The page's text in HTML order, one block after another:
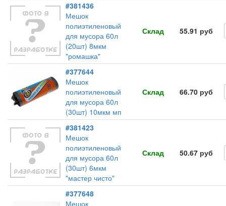
#381436
Мешок
полиэтиленовый
для мусора 60л
(20шт) 8мкм
"ромашка"
Склад 55.91 руб
#377644
Мешок
полиэтиленовый
для мусора 60л
(30шт) 10мкм мп
Склад 66.70 руб
#381423
Мешок
полиэтиленовый
для мусора 60л
(30шт) 6мкм
"мастер чисто"
Склад 50.67 руб
#377648
Мешок